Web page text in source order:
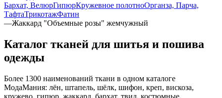
Бархат, ВелюрГипюрКружевное полотноОрганза, Парча,
ТафтаТрикотажФатин
—Жаккард "Объемные розы" жемчужный
Каталог тканей для шитья и пошива
одежды
Более 1300 наименований ткани в одном каталоге
МодаМания: лён, штапель, шёлк, шифон, креп, вискоза,
кружево, гипюр, жаккард, бархат, твид, костюмные,